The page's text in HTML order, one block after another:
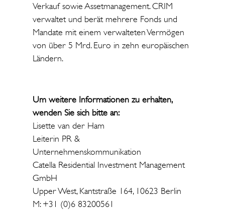
Verkauf sowie Assetmanagement. CRIM
verwaltet und berät mehrere Fonds und
Mandate mit einem verwalteten Vermögen
von über 5 Mrd. Euro in zehn europäischen
Ländern.
Um weitere Informationen zu erhalten,
wenden Sie sich bitte an:
Lisette van der Ham
Leiterin PR &
Unternehmenskommunikation
Catella Residential Investment Management
GmbH
Upper West, Kantstraße 164, 10623 Berlin
M: +31 (0)6 83200561